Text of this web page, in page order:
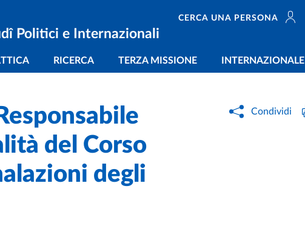
Politici e Internazionali
CERCA UNA PERSONA
RICERCA TERZA MISSIONE INTERNAZIONALE
del Corso
degli
Condividi